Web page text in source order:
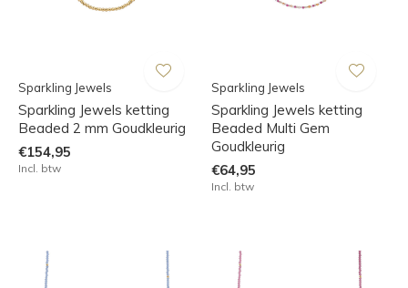
Sparkling Jewels
Sparkling Jewels ketting
Beaded 2 mm Goudkleurig
€154,95
Incl. btw
Sparkling Jewels
Sparkling Jewels ketting
Beaded Multi Gem
Goudkleurig
€64,95
Incl. btw